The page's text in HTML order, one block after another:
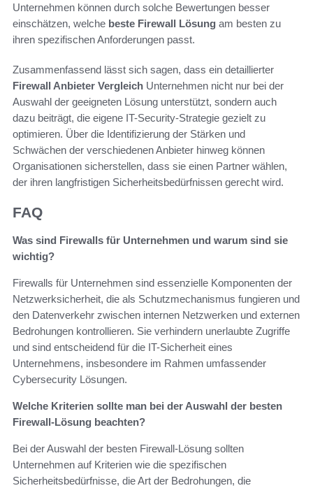
Unternehmen können durch solche Bewertungen besser
einschätzen, welche beste Firewall Lösung am besten zu
ihren spezifischen Anforderungen passt.
Zusammenfassend lässt sich sagen, dass ein detaillierter
Firewall Anbieter Vergleich Unternehmen nicht nur bei der
Auswahl der geeigneten Lösung unterstützt, sondern auch
dazu beiträgt, die eigene IT-Security-Strategie gezielt zu
optimieren. Über die Identifizierung der Stärken und
Schwächen der verschiedenen Anbieter hinweg können
Organisationen sicherstellen, dass sie einen Partner wählen,
der ihren langfristigen Sicherheitsbedürfnissen gerecht wird.
FAQ
Was sind Firewalls für Unternehmen und warum sind sie
wichtig?
Firewalls für Unternehmen sind essenzielle Komponenten der
Netzwerksicherheit, die als Schutzmechanismus fungieren und
den Datenverkehr zwischen internen Netzwerken und externen
Bedrohungen kontrollieren. Sie verhindern unerlaubte Zugriffe
und sind entscheidend für die IT-Sicherheit eines
Unternehmens, insbesondere im Rahmen umfassender
Cybersecurity Lösungen.
Welche Kriterien sollte man bei der Auswahl der besten
Firewall-Lösung beachten?
Bei der Auswahl der besten Firewall-Lösung sollten
Unternehmen auf Kriterien wie die spezifischen
Sicherheitsbedürfnisse, die Art der Bedrohungen, die